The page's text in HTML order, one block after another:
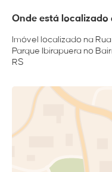
Onde está localizado
Imóvel localizado na
Parque Ibirapuera no
RS